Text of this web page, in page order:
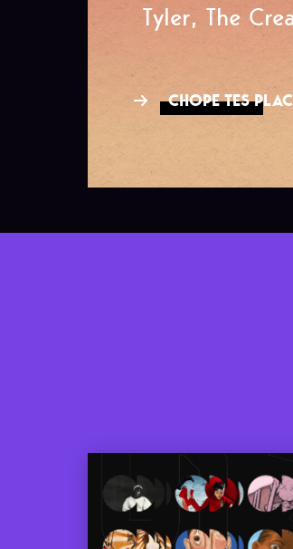
Tyler, The
CHOPE TES